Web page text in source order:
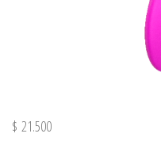
$ 21.500